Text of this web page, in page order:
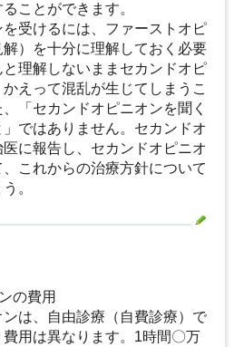
ことができます。
受けるには、ファーストオピ
）を十分に理解しておく必要
理解しないままセカンドオピ
えって混乱が生じてしまうこ
「セカンドオピニオンを聞く
ではありません。セカンドオ
に報告し、セカンドオピニオ
これからの治療方針について
。
の費用
は、自由診療（自費診療）で
用は異なります。1時間〇万